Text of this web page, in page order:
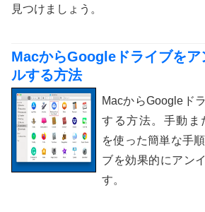
見つけましょう。
MacからGoogleドライブをア
ルする方法
MacからGoogleド
する方法。手動ま
を使った簡単な手
ブを効果的にアン
す。